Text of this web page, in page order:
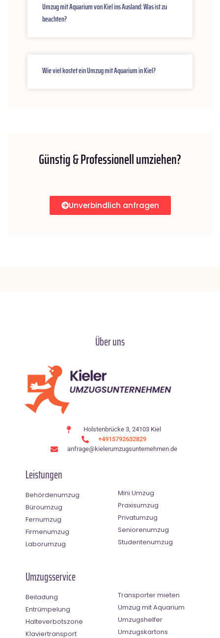
Umzug mit Aquarium von Kiel ins Ausland: Was ist zu
beachten?
Wie viel kostet ein Umzug mit Aquarium in Kiel?
Günstig & Professionell umziehen?
Unverbindlich anfragen
Über uns
Holstenbrücke 3, 24103 Kiel
+4915792632829
anfrage@kielerumzugsunternehmen.de
Leistungen
Behördenumzug
Büroumzug
Fernumzug
Firmenumzug
Laborumzug
Mini Umzug
Praxisumzug
Privatumzug
Seniorenumzug
Studentenumzug
Umzugsservice
Beiladung
Entrümpelung
Halteverbotszone
Klaviertransport
Transporter mieten
Umzug mit Aquarium
Umzugshelfer
Umzugskartons